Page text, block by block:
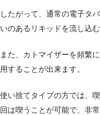
したがって、通常の電子タ
いのあるリキッドを流し込
また、カトマイザーを頻繁
用することが出来ます。
使い捨てタイプの方では、
回は喫うことが可能で、非